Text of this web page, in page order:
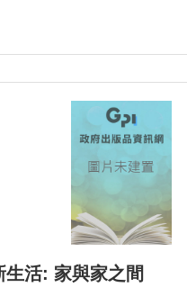
生活: 家與家之間